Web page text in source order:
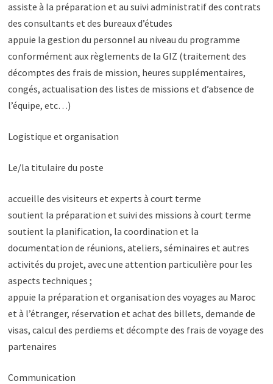
assiste à la préparation et au suivi administratif des contrats
des consultants et des bureaux d’études
appuie la gestion du personnel au niveau du programme
conformément aux règlements de la GIZ (traitement des
décomptes des frais de mission, heures supplémentaires,
congés, actualisation des listes de missions et d’absence de
l’équipe, etc…)
Logistique et organisation
Le/la titulaire du poste
accueille des visiteurs et experts à court terme
soutient la préparation et suivi des missions à court terme
soutient la planification, la coordination et la
documentation de réunions, ateliers, séminaires et autres
activités du projet, avec une attention particulière pour les
aspects techniques ;
appuie la préparation et organisation des voyages au Maroc
et à l’étranger, réservation et achat des billets, demande de
visas, calcul des perdiems et décompte des frais de voyage des
partenaires
Communication